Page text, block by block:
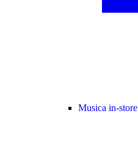
Musica in-store